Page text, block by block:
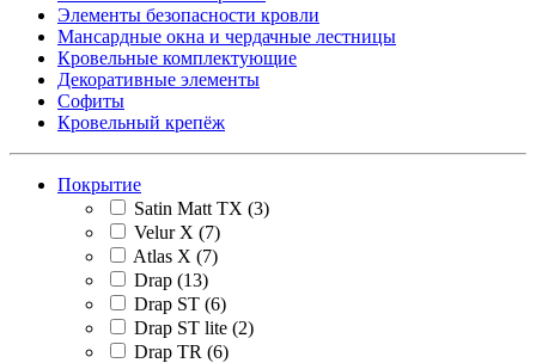
Элементы безопасности кровли
Мансардные окна и чердачные лестницы
Кровельные комплектующие
Декоративные элементы
Софиты
Кровельный крепёж
Покрытие
Satin Matt TX (3)
Velur X (7)
Atlas X (7)
Drap (13)
Drap ST (6)
Drap ST lite (2)
Drap TR (6)